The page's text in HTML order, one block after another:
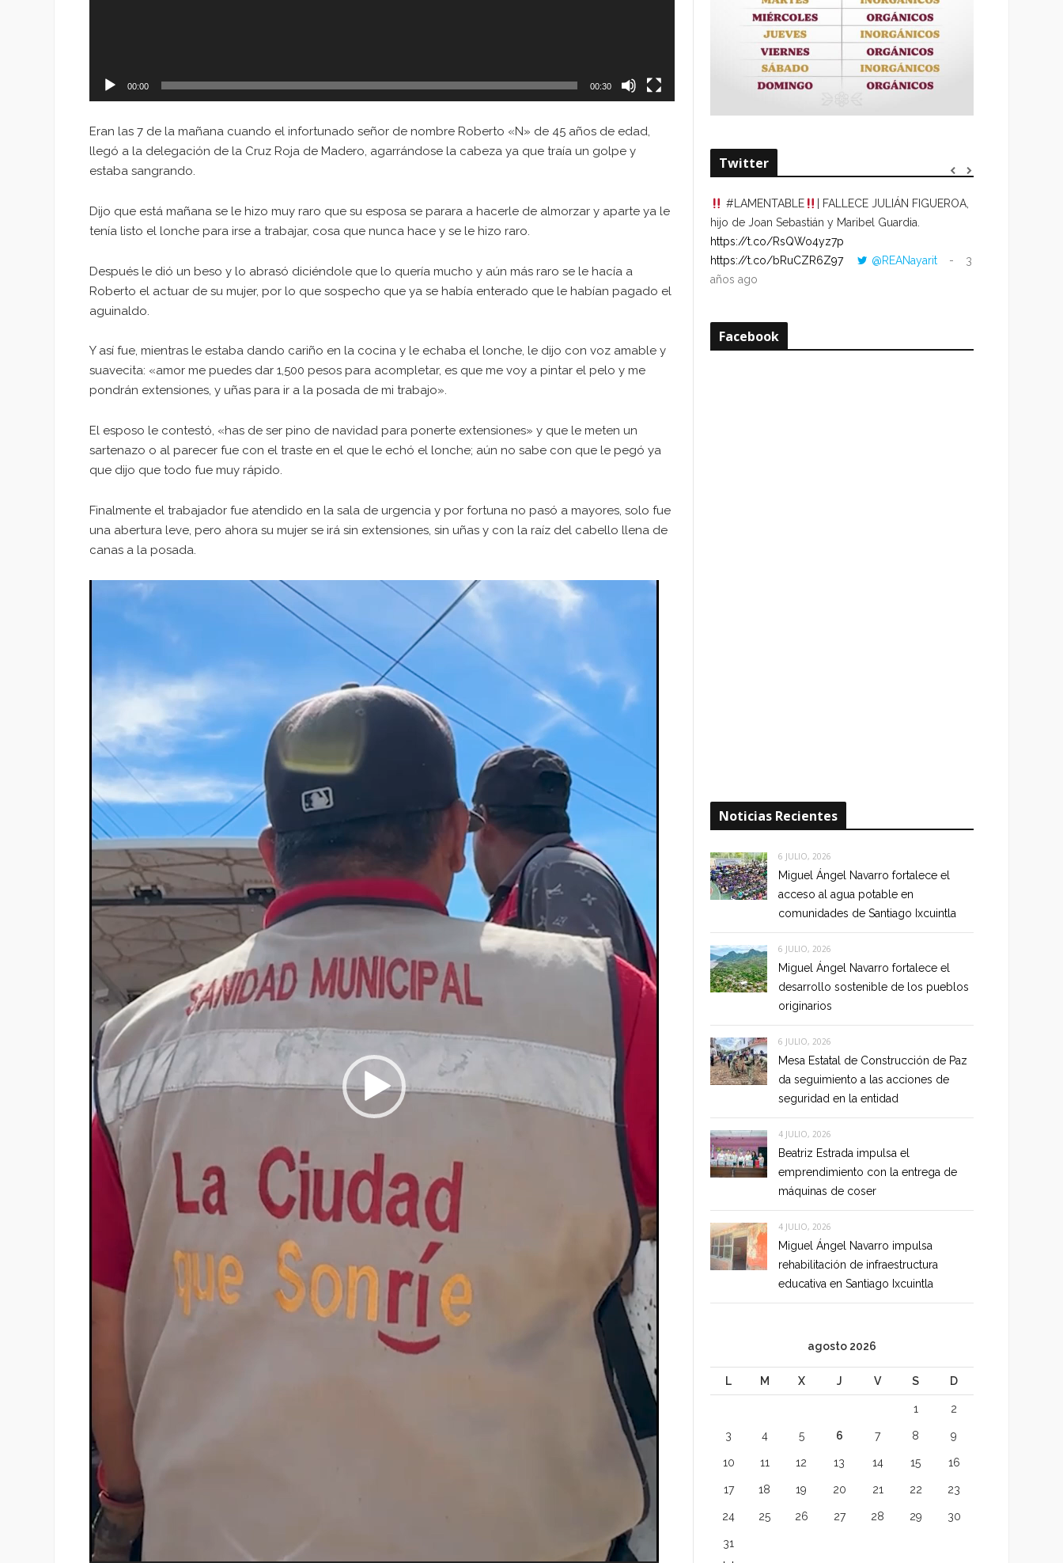
00:00 00:30
Eran las 7 de la mañana cuando el infortunado señor de nombre Roberto «N» de 45 años de edad,
llegó a la delegación de la Cruz Roja de Madero, agarrándose la cabeza ya que traía un golpe y
estaba sangrando.
Dijo que está mañana se le hizo muy raro que su esposa se parara a hacerle de almorzar y aparte ya le
tenía listo el lonche para irse a trabajar, cosa que nunca hace y se le hizo raro.
Después le dió un beso y lo abrasó diciéndole que lo quería mucho y aún más raro se le hacía a
Roberto el actuar de su mujer, por lo que sospecho que ya se había enterado que le habían pagado el
aguinaldo.
Y así fue, mientras le estaba dando cariño en la cocina y le echaba el lonche, le dijo con voz amable y
suavecita: «amor me puedes dar 1,500 pesos para acompletar, es que me voy a pintar el pelo y me
pondrán extensiones, y uñas para ir a la posada de mi trabajo».
El esposo le contestó, «has de ser pino de navidad para ponerte extensiones» y que le meten un
sartenazo o al parecer fue con el traste en el que le echó el lonche; aún no sabe con que le pegó ya
que dijo que todo fue muy rápido.
Finalmente el trabajador fue atendido en la sala de urgencia y por fortuna no pasó a mayores, solo fue
una abertura leve, pero ahora su mujer se irá sin extensiones, sin uñas y con la raíz del cabello llena de
canas a la posada.
Reproductor
Twitter
#LAMENTABLE
| FALLECE JULIÁN FIGUEROA,
hijo de Joan Sebastián y Maribel Guardia.
https://t.co/RsQWo4yz7p
https://t.co/bRuCZR6Z97
@REANayarit
3
años ago
Facebook
Noticias Recientes
6 JULIO, 2026
Miguel Ángel Navarro fortalece el
acceso al agua potable en
comunidades de Santiago Ixcuintla
6 JULIO, 2026
Miguel Ángel Navarro fortalece el
desarrollo sostenible de los pueblos
originarios
6 JULIO, 2026
Mesa Estatal de Construcción de Paz
da seguimiento a las acciones de
seguridad en la entidad
4 JULIO, 2026
Beatriz Estrada impulsa el
emprendimiento con la entrega de
máquinas de coser
4 JULIO, 2026
Miguel Ángel Navarro impulsa
rehabilitación de infraestructura
educativa en Santiago Ixcuintla
agosto 2026
L M X J V S D
1 2
3 4 5 6 7 8 9
10 11 12 13 14 15 16
17 18 19 20 21 22 23
24 25 26 27 28 29 30
31